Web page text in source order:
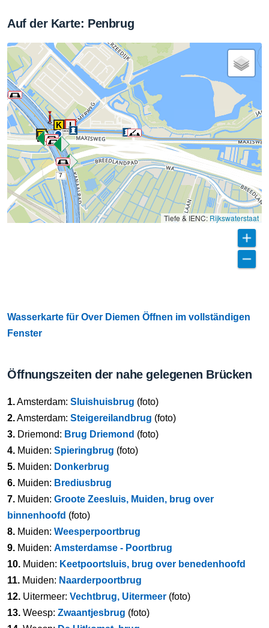
Auf der Karte: Penbrug
7
Tiefe & IENC: Rijkswaterstaat
Wasserkarte für Over Diemen Öffnen im vollständigen
Fenster
Öffnungszeiten der nahe gelegenen Brücken
1.Amsterdam: Sluishuisbrug (foto)
2.Amsterdam: Steigereilandbrug (foto)
3. Driemond: Brug Driemond (foto)
4. Muiden: Spieringbrug (foto)
5. Muiden: Donkerbrug
6. Muiden: Brediusbrug
7. Muiden: Groote Zeesluis, Muiden, brug over
binnenhoofd (foto)
8. Muiden: Weesperpoortbrug
9. Muiden: Amsterdamse - Poortbrug
10. Muiden: Keetpoortsluis, brug over benedenhoofd
11. Muiden: Naarderpoortbrug
12. Uitermeer: Vechtbrug, Uitermeer (foto)
13. Weesp: Zwaantjesbrug (foto)